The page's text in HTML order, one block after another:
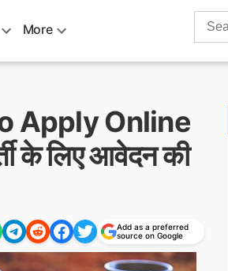
More
Search
Apply Online
के लिए आवेदन की
Add as a preferred
source on Google